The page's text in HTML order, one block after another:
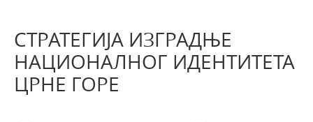
СТРАТЕГИЈА ИЗГРАДЊЕ
НАЦИОНАЛНОГ ИДЕНТИТЕТА
ЦРНЕ ГОРЕ